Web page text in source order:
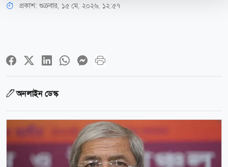
প্রকাশ: শুক্রবার, ১৫ মে, ২০২৬, ১২:৫৭
অনলাইন ডেস্ক